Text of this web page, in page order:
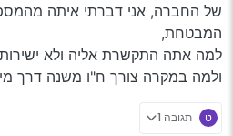
של החברה, אני דברתי איתה
המבטחת,
למה אתה התקשרת אליה ולא
ולמה במקרה צורך ח"ו משנה דרך
ט תגובה 1